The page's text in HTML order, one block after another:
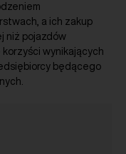
a ich zakup
niż pojazdów
korzyści wynikających
będącego